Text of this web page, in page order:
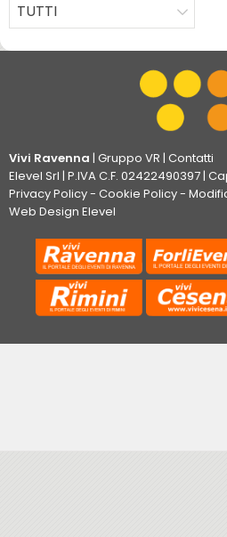
TUTTI
Vivi Ravenna | Gruppo VR | Contatti
Elevel Srl | P.IVA C.F. 02422490397 |
Privacy Policy- Cookie Policy-
Web Design Elevel